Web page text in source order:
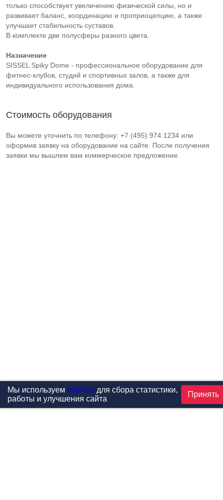
только способствует увеличению физической силы, но и
развивает баланс, координацию и проприоцепцию, а также
улучшает стабильность суставов.
В комплекте две полусферы разного цвета.
Назначение
SISSEL Spiky Dome - профессиональное оборудование для
фитнес-клубов, студий и спортивных залов, а также для
индивидуального использования дома.
Стоимость оборудования
Вы можете уточнить по телефону: +7 (495) 974 1234 или
оформив заявку на оборудование на сайте. После получения
заявки мы вышлем вам коммерческое предложение.
Мы используем cookiesдля сбора статистики,
работы и улучшения сайта
Принять